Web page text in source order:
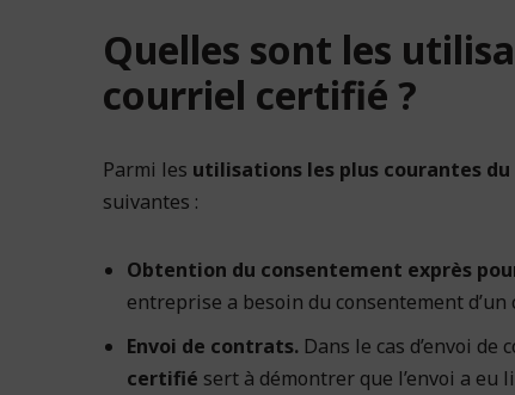
Quelles sont les
courriel certifié ?
Parmi les utilisations les plus courantes
suivantes :
Obtention du consentement exprès
entreprise a besoin du consentement
Envoi de contrats.Dans le cas d’envoi de
certifié sert à démontrer que l’envoi a eu